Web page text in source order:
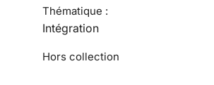
Thématique :
Intégration
Hors collection